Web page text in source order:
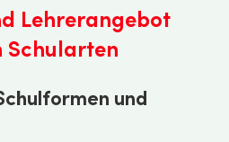
Lehrerangebot
Schularten
und